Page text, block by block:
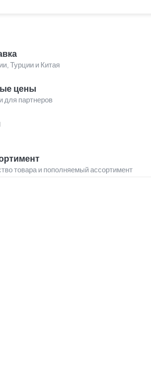
Турции и Китая
цены
для партнеров
товара и пополняемый ассортимент